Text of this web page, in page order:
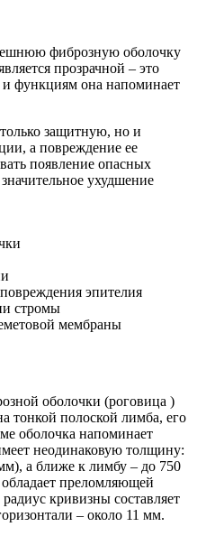
фиброзную оболочку
прозрачной – это
и функциям она напоминает
защитную, но и
а повреждение ее
появление опасных
ухудшение
эпителия
стромы
мембраны
оболочки (роговица )
тонкой полоской лимба, его
оболочка напоминает
неодинаковую толщину:
а ближе к лимбу – до 750
преломляющей
кривизны составляет
– около 11 мм.